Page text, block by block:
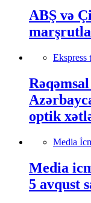
ABŞ və
Ekspress
optik
Media
Media
5 avqust